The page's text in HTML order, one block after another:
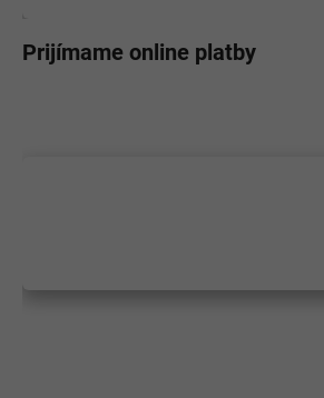
Prijímame online platby